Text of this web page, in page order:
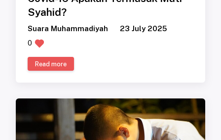
Syahid?
Suara Muhammadiyah
23 July 2025
0
Read more